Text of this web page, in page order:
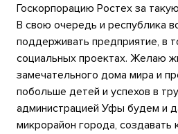
Госкорпорацию Ростех за
В свою очередь и республика
поддерживать предприятие, в
социальных проектах. Желаю
замечательного дома мира и
побольше детей и успехов в
администрацией Уфы будем и
микрорайон города,